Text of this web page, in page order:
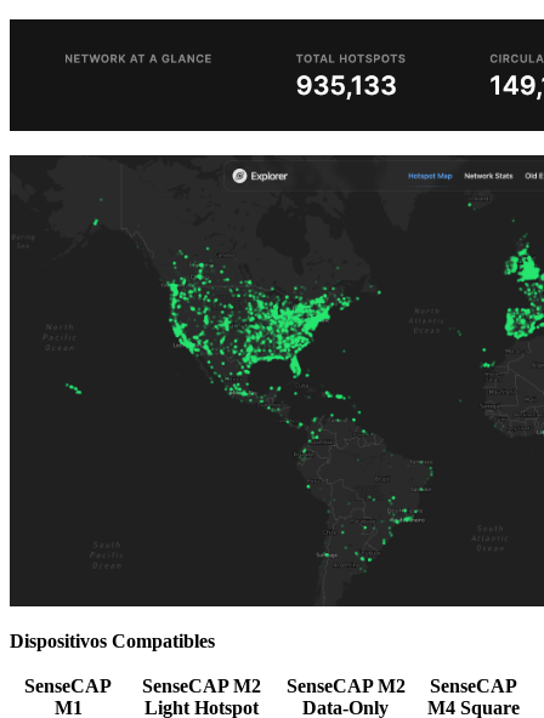
Dispositivos Compatibles
SenseCAP
M1
SenseCAP M2
Light Hotspot
SenseCAP M2
Data-Only
SenseCAP
M4 Square